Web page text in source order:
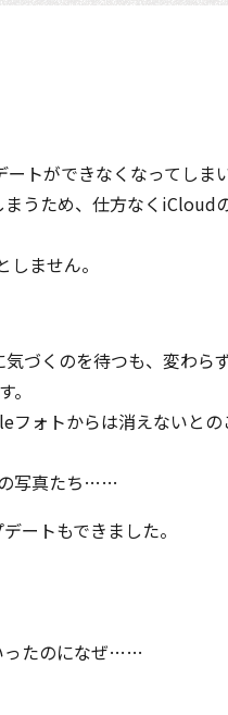
トができなくなってしま
うため、仕方なくiCloud
ません。
気づくのを待つも、変わ
ォトからは消えないとの
の写真たち……
ートもできました。
ったのになぜ……